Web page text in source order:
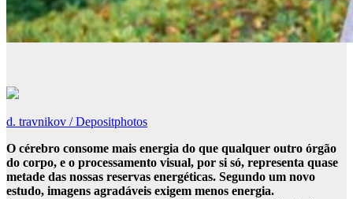
d. travnikov / Depositphotos
O cérebro consome mais energia do que qualquer outro órgão
do corpo, e o processamento visual, por si só, representa quase
metade das nossas reservas energéticas. Segundo um novo
estudo, imagens agradáveis exigem menos energia.